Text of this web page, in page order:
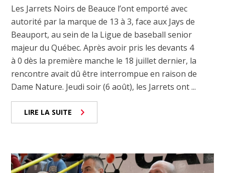
Les Jarrets Noirs de Beauce l’ont emporté avec
autorité par la marque de 13 à 3, face aux Jays de
Beauport, au sein de la Ligue de baseball senior
majeur du Québec. Après avoir pris les devants 4
à 0 dès la première manche le 18 juillet dernier, la
rencontre avait dû être interrompue en raison de
Dame Nature. Jeudi soir (6 août), les Jarrets ont ...
LIRE LA SUITE